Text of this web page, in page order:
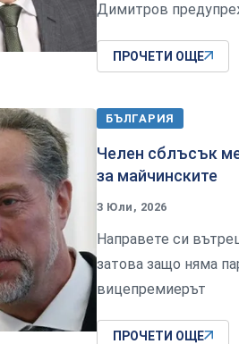
Димитров
ПРОЧЕТИ ОЩЕ
БЪЛГАРИЯ
Челен сблъсък
за майчинските
3 Юли, 2026
Направете си
затова защо няма
вицепремиерът
ПРОЧЕТИ ОЩЕ